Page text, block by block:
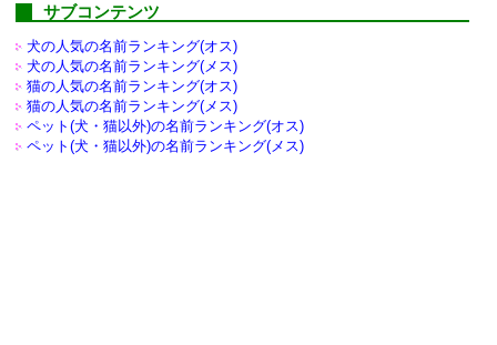
サブコンテンツ
犬の人気の名前ランキング(オス)
犬の人気の名前ランキング(メス)
猫の人気の名前ランキング(オス)
猫の人気の名前ランキング(メス)
ペット(犬・猫以外)の名前ランキング(オス)
ペット(犬・猫以外)の名前ランキング(メス)